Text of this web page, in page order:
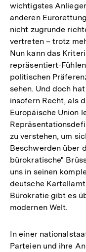
wichtigstes
anderen
nicht zugrunde
vertreten – trotz
Nun kann das
repräsentiert-
politischen
sehen. Und doch
insofern Recht, als
Europäische Union
zu verstehen, um
Beschwerden über
bürokratische"
uns in seinen
deutsche
Bürokratie gibt es
modernen Welt.
In einer
Parteien und ihre